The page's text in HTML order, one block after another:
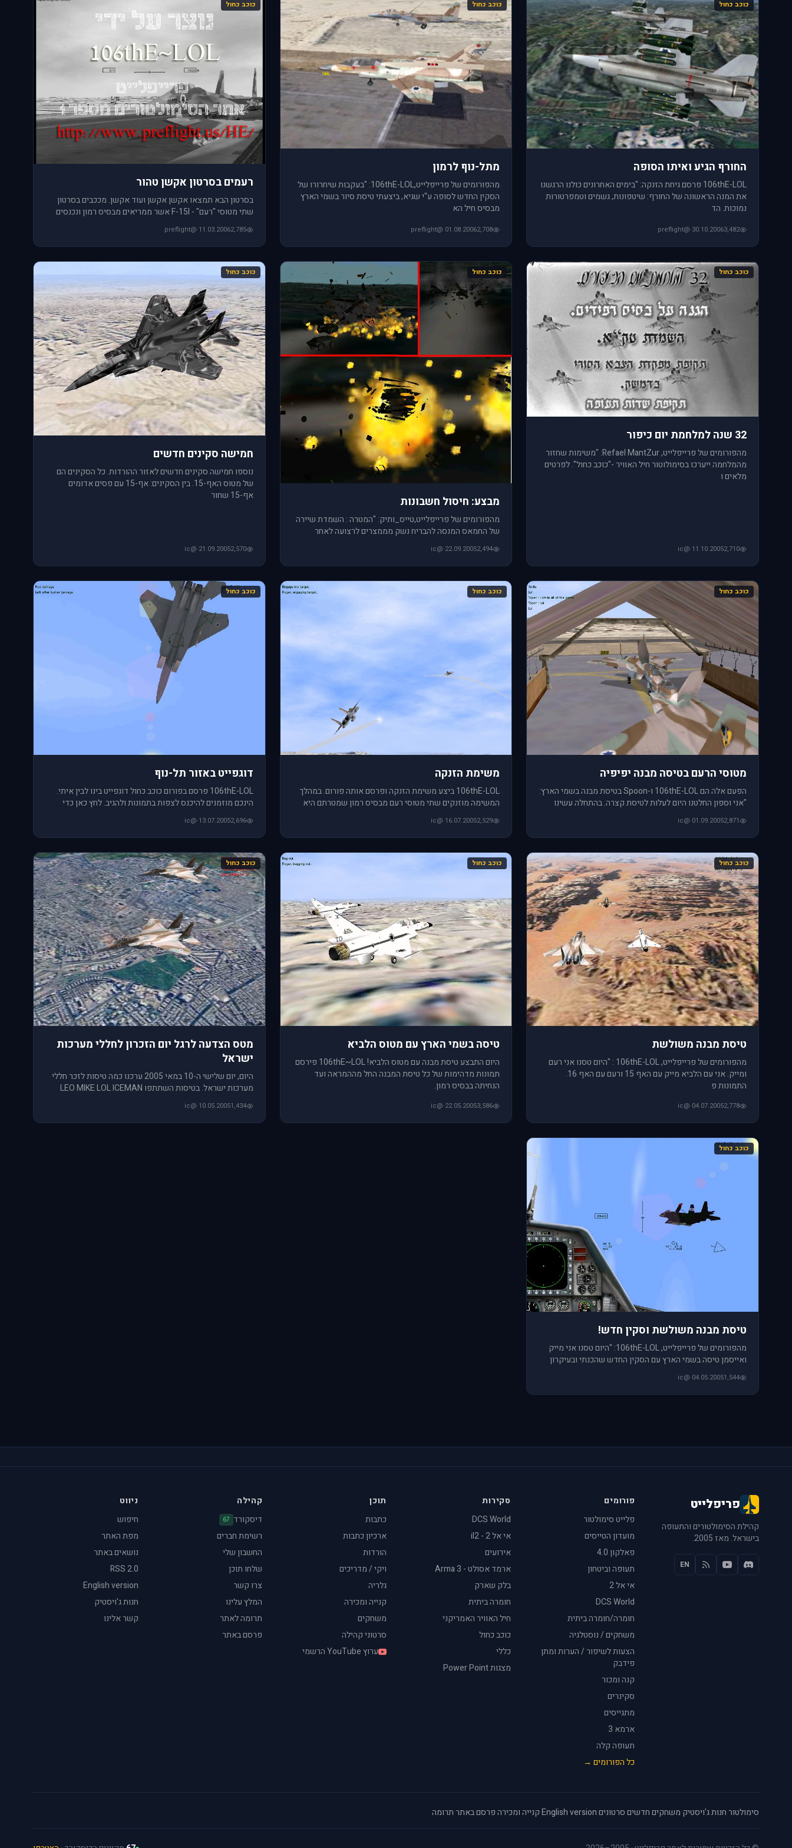
כוכב כחול
החורף הגיע ואיתו הסופה
106thE-LOL פרסם גיחת הזנקה: "בימים האחרונים כולנו הרגשנו
את המנה הראשונה של החורף: שיטפונות, גשמים וטמפרטורות
נמוכות. הד
3,482
30.10.2006
·
@preflight
כוכב כחול
מתל-נוף לרמון
מהפורומים של פרייפלייט,106thE-LOL: "בעקבות שיחרורו של
הסקין החדש לסופה ע"י שגיא, ביצעתי טיסת סיור בשמי הארץ
מבסיס חיל הא
2,708
01.08.2006
·
@preflight
כוכב כחול
רעמים בסרטון אקשן טהור
בסרטון הבא תמצאו אקשן אקשן ועוד אקשן. מככבים בסרטון
שתי מטוסי "רעם" - F-15I אשר ממריאים מבסיס רמון ונכנסים
2,785
11.03.2006
·
@preflight
כוכב כחול
32 שנה למלחמת יום כיפור
מהפורומים של פרייפלייט, Refael MantZur: "משימות שחזור
מהמלחמה ייערכו בסימולוטור חיל האוויר -"כוכב כחול". לפרטים
מלאים ו
2,710
11.10.2005
·
@ic
כוכב כחול
מבצע: חיסול חשבונות
מהפורומים של פרייפלייט,טייס_ותיק: "המטרה : השמדת שיירה
של החמאס המנסה להבריח נשק מממצרים לרצועה לאחר
ההתנתקות. השיירה
2,494
22.09.2005
·
@ic
כוכב כחול
חמישה סקינים חדשים
נוספו חמישה סקינים חדשים לאזור ההורדות. כל הסקינים הם
של מטוס האף-15. בין הסקינים: אף-15 עם פסים אדומים
אף-15 שחור
2,570
21.09.2005
·
@ic
כוכב כחול
מטוסי הרעם בטיסה מבנה יפיפיה
הפעם אלה הם 106thE-LOL ו-Spoon בטיסת מבנה בשמי הארץ:
"אני וספון החלטנו היום לעלות לטיסת קצרה. בהתחלה עשינו
2,871
01.09.2005
·
@ic
כוכב כחול
משימת הזנקה
106thE-LOL ביצע משימת הזנקה ופרסם אותה פורום. במהלך
המשימה מוזנקים שתי מטוסי רעם מבסיס רמון שמטרתם היא
2,529
16.07.2005
·
@ic
כוכב כחול
דוגפייט באזור תל-נוף
106thE-LOL פרסם בפורום כוכב כחול דוגפייט בינו לבין איתי.
הינכם מוזמנים להיכנס לצפות בתמונות ולהגיב. לחץ כאן כדי
2,696
13.07.2005
·
@ic
כוכב כחול
טיסת מבנה משולשת
מהפורומים של פרייפלייט, 106thE-LOL : "היום טסנו אני רעם
ומייק. אני עם הלביא מייק עם האף 15 ורעם עם האף 16.
התמונות פ
2,778
04.07.2005
·
@ic
כוכב כחול
טיסה בשמי הארץ עם מטוס הלביא
היום התבצע טיסת מבנה עם מטוס הלביא! 106thE~LOL פירסם
תמונות מדהימות של כל טיסת המבנה החל מההמראה ועד
הנחיתה בבסיס רמון.
3,586
22.05.2005
·
@ic
כוכב כחול
מטס הצדעה לרגל יום הזכרון לחללי מערכות
ישראל
היום, יום שלישי ה-10 במאי 2005 ערכנו כמה טיסות לזכר חללי
מערכות ישראל. בטיסות השתתפו LEO MIKE LOL ICEMAN
ALEX. כל התמונו
1,434
10.05.2005
·
@ic
כוכב כחול
טיסת מבנה משולשת וסקין חדש!
מהפורומים של פרייפלייט, 106thE-LOL: "היום טסנו אני מייק
ואייסמן טיסה בשמי הארץ עם הסקין החדש שהכנתי ובעיקרון
1,544
04.05.2005
·
@ic
פריפלייט
קהילת הסימולטורים והתעופה
בישראל. מאז 2005.
EN
פורומים
פלייט סימולטור
מועדון הטייסים
פאלקון 4.0
תעופה וביטחון
אי אל 2
DCS World
חומרה/חומרה ביתית
משחקים / נוסטלגיה
הצעות לשיפור / הערות ומתן
פידבק
קנה ומכור
סקינרים
מתגייסים
ארמא 3
תעופה קלה
כל הפורומים →
סקירות
DCS World
אי אל 2 - il2
אירועים
ארמד אסולט - Arma 3
בלק שארק
חומרה ביתית
חיל האוויר האמריקני
כוכב כחול
כללי
מצגות Power Point
תוכן
כתבות
ארכיון כתבות
הורדות
ויקי / מדריכים
גלריה
קנייה ומכירה
משחקים
סרטוני קהילה
ערוץ YouTube הרשמי
קהילה
דיסקורד 67
רשימת חברים
החשבון שלי
שלחו תוכן
צרו קשר
המלץ עלינו
תרומה לאתר
פרסם באתר
ניווט
חיפוש
מפת האתר
נושאים באתר
RSS 2.0
English version
חנות ג'ויסטיק
קשר אלינו
סימולטור·חנות ג'ויסטיק·משחקים חדשים·סרטונים·
English version
·קנייה ומכירה·פרסם באתר·תרומה